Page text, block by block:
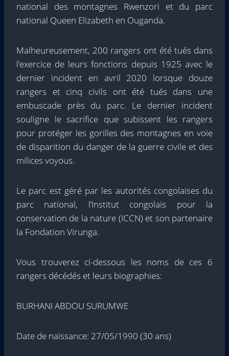
national des montagnes Rwenzori et du parc
national Queen Elizabeth en Ouganda.
Malheureusement, 200 rangers ont été tués dans
l’exercice de leurs fonctions depuis 1925 avec le
dernier incident en avril 2020 lorsque douze
rangers et cinq civils ont été tués dans une
embuscade près du parc. Le dernier incident
souligne le sacrifice que subissent les rangers
pour protéger les gorilles des montagnes en voie
de disparition du danger de la guerre civile et des
milices voyous.
Le parc est géré par les autorités congolaises du
parc national, l’Institut congolais pour la
conservation de la nature (ICCN) et son partenaire
la Fondation Virunga.
Vous trouverez ci-dessous les noms de ces 6
rangers décédés et leurs biographies:
BURHANI ABDOU SURUMWE
Date de naissance: 27/05/1990 (30 ans)